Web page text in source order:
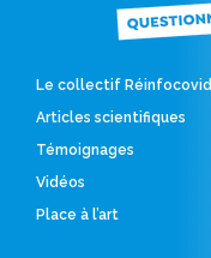
Le collectif Réinfocovid
Articles scientifiques
Témoignages
Vidéos
Place à l’art